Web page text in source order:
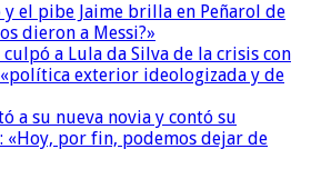
y el pibe Jaime brilla en Peñarol de
dieron a Messi?»
a Lula da Silva de la crisis con
exterior ideologizada y de
a su nueva novia y contó su
«Hoy, por fin, podemos dejar de